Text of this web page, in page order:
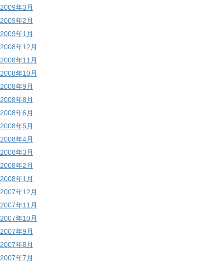
2009年3月
2009年2月
2009年1月
2008年12月
2008年11月
2008年10月
2008年9月
2008年8月
2008年6月
2008年5月
2008年4月
2008年3月
2008年2月
2008年1月
2007年12月
2007年11月
2007年10月
2007年9月
2007年8月
2007年7月